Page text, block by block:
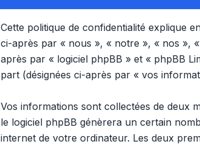
Cette politique de confidentialité explique
ci-après par « nous », « notre », « nos »,
après par « logiciel phpBB » et « phpBB
part (désignées ci-après par « vos
Vos informations sont collectées de deux
le logiciel phpBB génèrera un certain
internet de votre ordinateur. Les deux